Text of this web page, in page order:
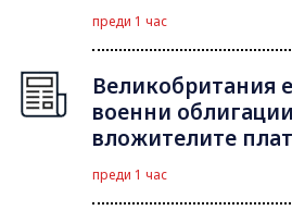
преди 1 час
Великобритания
военни
вложителите
преди 1 час